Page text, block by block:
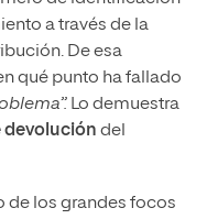
a través de la
De esa
qué punto ha fallado
Lo demuestra
devolución del
de los grandes focos